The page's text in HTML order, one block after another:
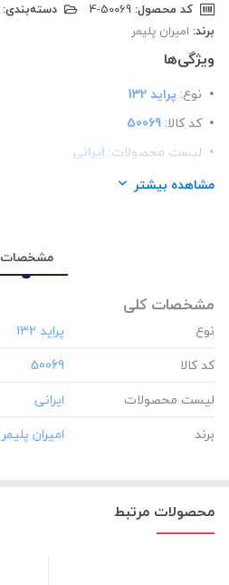
کد محصول: دسته‌بندی:
برند: امیران پلیمر
ویژگی‌ها
نوع: پراید 132
کد کالا: 50069
لیست محصولات: ایرانی
برند:امیران پلیمر
مشاهده بیشتر
مشخصات
مشخصات کلی
نوع
کد کالا
‎50069
لیست محصولات
برند
محصولات مرتبط